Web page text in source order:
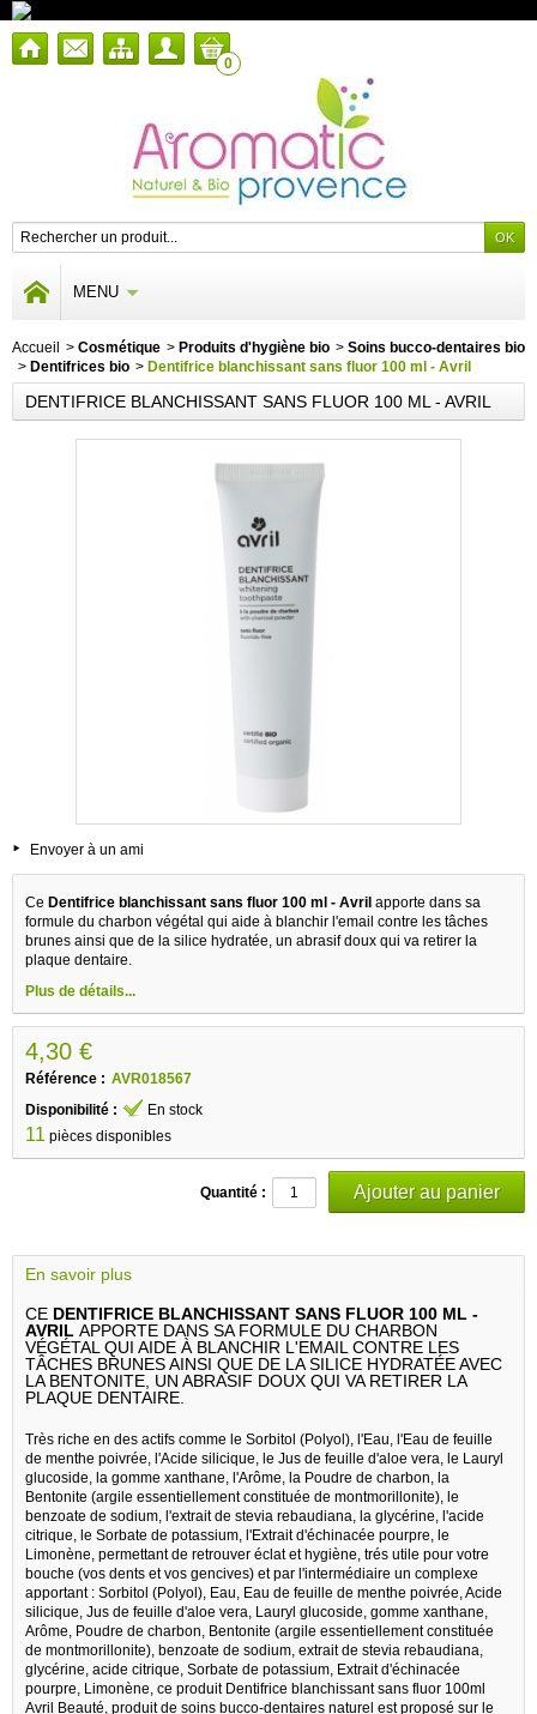
0
MENU
Accueil > Cosmétique > Produits d'hygiène bio > Soins bucco-dentaires bio
> Dentifrices bio > Dentifrice blanchissant sans fluor 100 ml - Avril
DENTIFRICE BLANCHISSANT SANS FLUOR 100 ML - AVRIL
Envoyer à un ami
Ce Dentifrice blanchissant sans fluor 100 ml - Avril apporte dans sa
formule du charbon végétal qui aide à blanchir l'email contre les tâches
brunes ainsi que de la silice hydratée, un abrasif doux qui va retirer la
plaque dentaire.
Plus de détails...
4,30 €
Référence : AVR018567
Disponibilité :
En stock
11 pièces disponibles
Quantité :
En savoir plus
CE DENTIFRICE BLANCHISSANT SANS FLUOR 100 ML -
AVRIL APPORTE DANS SA FORMULE DU CHARBON
VÉGÉTAL QUI AIDE À BLANCHIR L'EMAIL CONTRE LES
TÂCHES BRUNES AINSI QUE DE LA SILICE HYDRATÉE AVEC
LA BENTONITE, UN ABRASIF DOUX QUI VA RETIRER LA
PLAQUE DENTAIRE.
Très riche en des actifs comme le Sorbitol (Polyol), l'Eau, l'Eau de feuille
de menthe poivrée, l'Acide silicique, le Jus de feuille d'aloe vera, le Lauryl
glucoside, la gomme xanthane, l'Arôme, la Poudre de charbon, la
Bentonite (argile essentiellement constituée de montmorillonite), le
benzoate de sodium, l'extrait de stevia rebaudiana, la glycérine, l'acide
citrique, le Sorbate de potassium, l'Extrait d'échinacée pourpre, le
Limonène, permettant de retrouver éclat et hygiène, trés utile pour votre
bouche (vos dents et vos gencives) et par l'intermédiaire un complexe
apportant : Sorbitol (Polyol), Eau, Eau de feuille de menthe poivrée, Acide
silicique, Jus de feuille d'aloe vera, Lauryl glucoside, gomme xanthane,
Arôme, Poudre de charbon, Bentonite (argile essentiellement constituée
de montmorillonite), benzoate de sodium, extrait de stevia rebaudiana,
glycérine, acide citrique, Sorbate de potassium, Extrait d'échinacée
pourpre, Limonène, ce produit Dentifrice blanchissant sans fluor 100ml
Avril Beauté, produit de soins bucco-dentaires naturel est proposé sur le